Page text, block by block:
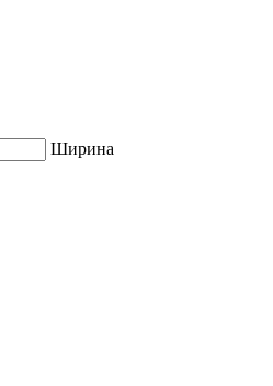
Ширина